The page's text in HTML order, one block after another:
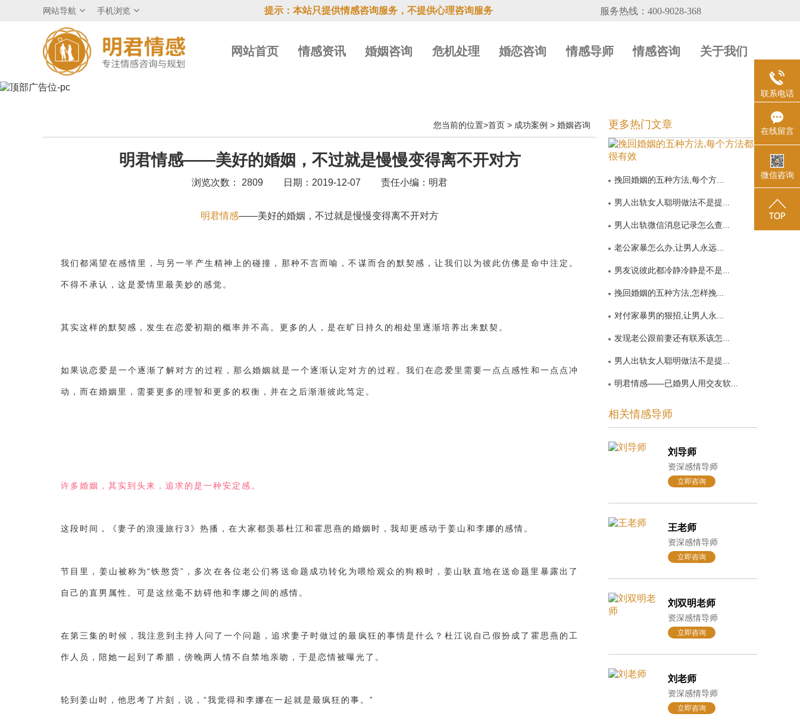
提示：本站只提供情感咨询服务，不提供心理咨询服务
网站导航 手机浏览
网站首页 情感资讯 婚姻咨询 危机处理 婚恋咨询 情感导师 情感咨询 关于我们
您当前的位置>首页 > 成功案例 > 婚姻咨询
明君情感——美好的婚姻，不过就是慢慢变得离不开对方
浏览次数： 2809 日期：2019-12-07 责任小编：明君
明君情感——美好的婚姻，不过就是慢慢变得离不开对方
我们都渴望在感情里，与另一半产生精神上的碰撞，那种不言而喻，不谋而合的默契感，让我们以为彼此仿佛是命中注定。
不得不承认，这是爱情里最美妙的感觉。
其实这样的默契感，发生在恋爱初期的概率并不高。更多的人，是在旷日持久的相处里逐渐培养出来默契。
如果说恋爱是一个逐渐了解对方的过程，那么婚姻就是一个逐渐认定对方的过程。我们在恋爱里需要一点点感性和一点点冲
动，而在婚姻里，需要更多的理智和更多的权衡，并在之后渐渐彼此笃定。
许多婚姻，其实到头来，追求的是一种安定感。
这段时间，《妻子的浪漫旅行3》热播，在大家都羡慕杜江和霍思燕的婚姻时，我却更感动于姜山和李娜的感情。
节目里，姜山被称为“铁憨货”，多次在各位老公们将送命题成功转化为喂给观众的狗粮时，姜山耿直地在送命题里暴露出了
自己的直男属性。可是这丝毫不妨碍他和李娜之间的感情。
在第三集的时候，我注意到主持人问了一个问题，追求妻子时做过的最疯狂的事情是什么？杜江说自己假扮成了霍思燕的工
作人员，陪她一起到了希腊，傍晚两人情不自禁地亲吻，于是恋情被曝光了。
轮到姜山时，他思考了片刻，说，“我觉得和李娜在一起就是最疯狂的事。”
更多热门文章
挽回婚姻的五种方法,每个方...
男人出轨女人聪明做法不是提...
男人出轨微信消息记录怎么查...
老公家暴怎么办,让男人永远...
男友说彼此都冷静冷静是不是...
挽回婚姻的五种方法,怎样挽...
对付家暴男的狠招,让男人永...
发现老公跟前妻还有联系该怎...
男人出轨女人聪明做法不是提...
明君情感——已婚男人用交友软...
相关情感导师
刘导师
资深感情导师
立即咨询
王老师
资深感情导师
立即咨询
刘双明老师
资深感情导师
立即咨询
刘老师
资深感情导师
立即咨询
联系电话
在线留言
微信咨询